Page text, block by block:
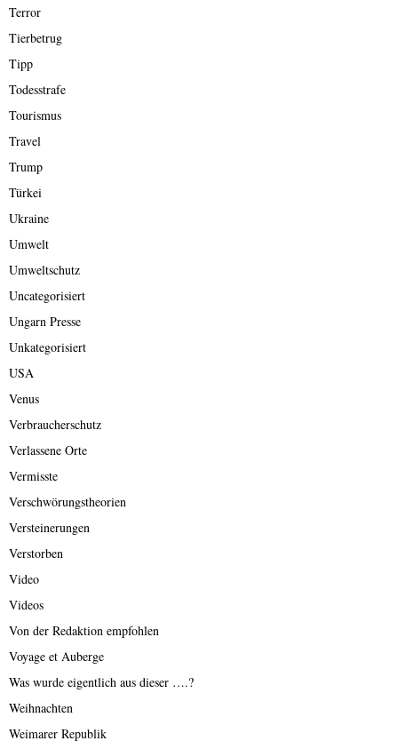
Terror
Tierbetrug
Tipp
Todesstrafe
Tourismus
Travel
Trump
Türkei
Ukraine
Umwelt
Umweltschutz
Uncategorisiert
Ungarn Presse
Unkategorisiert
USA
Venus
Verbraucherschutz
Verlassene Orte
Vermisste
Verschwörungstheorien
Versteinerungen
Verstorben
Video
Videos
Von der Redaktion empfohlen
Voyage et Auberge
Was wurde eigentlich aus dieser ….?
Weihnachten
Weimarer Republik